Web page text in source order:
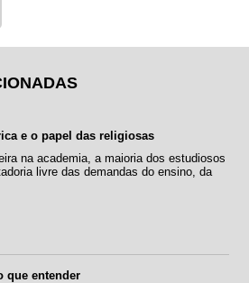
e o papel das religiosas
na academia, a maioria dos estudiosos
livre das demandas do ensino, da
que entender